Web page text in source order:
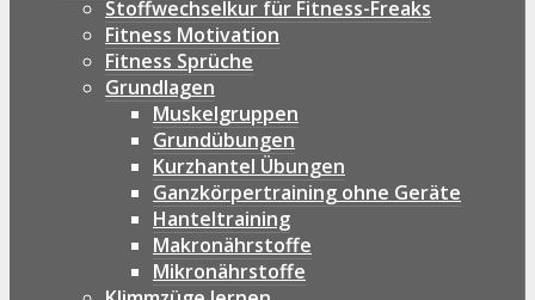
Stoffwechselkur für Fitness-Freaks
Fitness Motivation
Fitness Sprüche
Grundlagen
Muskelgruppen
Grundübungen
Kurzhantel Übungen
Ganzkörpertraining ohne Geräte
Hanteltraining
Makronährstoffe
Mikronährstoffe